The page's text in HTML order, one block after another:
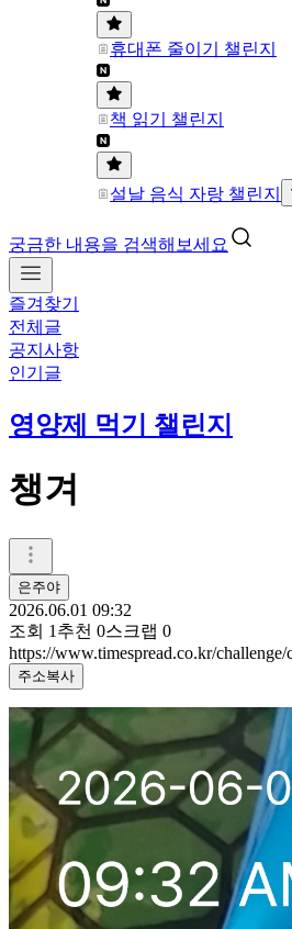
휴대폰 줄이기 챌린지
책 읽기 챌린지
설날 음식 자랑 챌린지
궁금한 내용을 검색해보세요
즐겨찾기
전체글
공지사항
인기글
영양제 먹기 챌린지
챙겨
은주야
2026.06.01 09:32
조회 1 추천 0스크랩 0
https://www.timespread.co.kr/
주소복사